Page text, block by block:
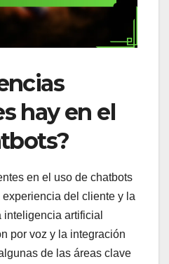
hay en el
en el uso de chatbots
del cliente y la
artificial
por voz y la integración
de las áreas clave